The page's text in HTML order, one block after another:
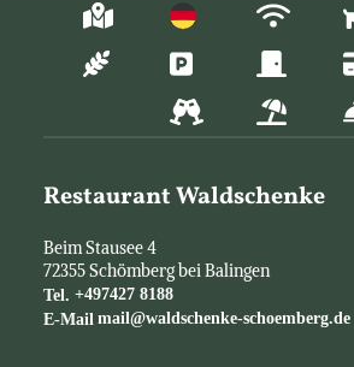
Restaurant Waldschenke
Beim Stausee 4
72355Schömberg bei Balingen
Tel. +497427 8188
E-Mail mail@waldschenke-schoemberg.de